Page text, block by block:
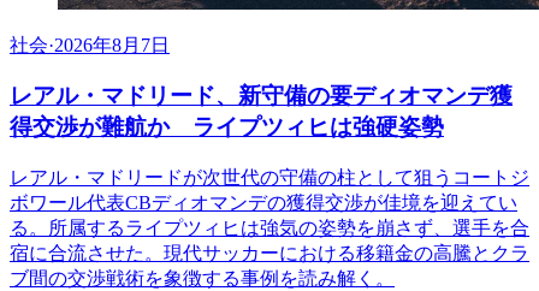
社会·2026年8月7日
レアル・マドリード、新守備の要ディオマンデ獲
得交渉が難航か ライプツィヒは強硬姿勢
レアル・マドリードが次世代の守備の柱として狙うコートジ
ボワール代表CBディオマンデの獲得交渉が佳境を迎えてい
る。所属するライプツィヒは強気の姿勢を崩さず、選手を合
宿に合流させた。現代サッカーにおける移籍金の高騰とクラ
ブ間の交渉戦術を象徴する事例を読み解く。